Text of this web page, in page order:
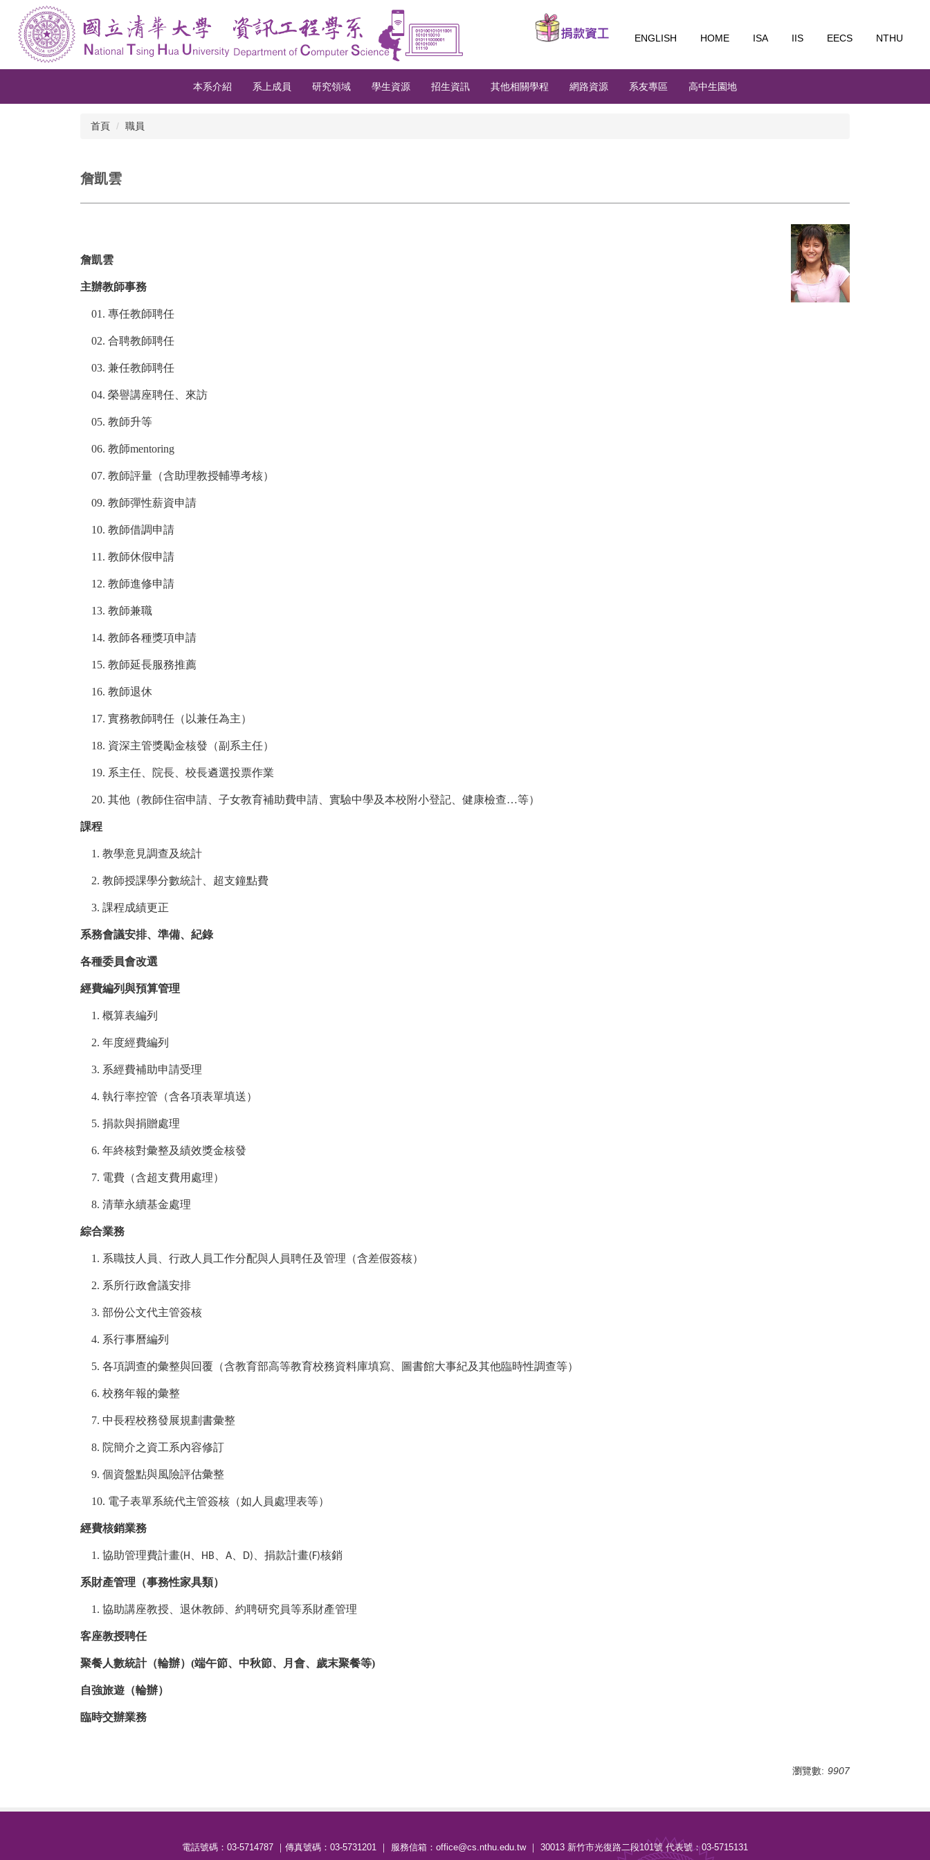
內
ENGLISH HOME ISA IIS EECS NTHU
本系介紹 系上成員 研究領域 學生資源 招生資訊 其他相關學程 網路資源 系友專區 高中生園地
首頁 職員
詹凱雲
詹凱雲
主辦教師事務
01. 專任教師聘任
02. 合聘教師聘任
03. 兼任教師聘任
04. 榮譽講座聘任、來訪
05. 教師升等
06. 教師mentoring
07. 教師評量（含助理教授輔導考核）
09. 教師彈性薪資申請
10. 教師借調申請
11. 教師休假申請
12. 教師進修申請
13. 教師兼職
14. 教師各種獎項申請
15. 教師延長服務推薦
16. 教師退休
17. 實務教師聘任（以兼任為主）
18. 資深主管獎勵金核發（副系主任）
19. 系主任、院長、校長遴選投票作業
20. 其他（教師住宿申請、子女教育補助費申請、實驗中學及本校附小登記、健康檢查…等）
課程
1. 教學意見調查及統計
2. 教師授課學分數統計、超支鐘點費
3. 課程成績更正
系務會議安排、準備、紀錄
各種委員會改選
經費編列與預算管理
1. 概算表編列
2. 年度經費編列
3. 系經費補助申請受理
4. 執行率控管（含各項表單填送）
5. 捐款與捐贈處理
6. 年終核對彙整及績效獎金核發
7. 電費（含超支費用處理）
8. 清華永續基金處理
綜合業務
1. 系職技人員、行政人員工作分配與人員聘任及管理（含差假簽核）
2. 系所行政會議安排
3. 部份公文代主管簽核
4. 系行事曆編列
5. 各項調查的彙整與回覆（含教育部高等教育校務資料庫填寫、圖書館大事紀及其他臨時性調查等）
6. 校務年報的彙整
7. 中長程校務發展規劃書彙整
8. 院簡介之資工系內容修訂
9. 個資盤點與風險評估彙整
10. 電子表單系統代主管簽核（如人員處理表等）
經費核銷業務
1. 協助管理費計畫(H HB A D) 、捐款計畫(F)核銷
系財產管理（事務性家具類）
1. 協助講座教授、退休教師、約聘研究員等系財產管理
客座教授聘任
聚餐人數統計（輪辦） (端午節、中秋節、月會、歲末聚餐等)
自強旅遊（輪辦）
臨時交辦業務
瀏覽數: 9907
電話號碼：03-5714787 ｜傳真號碼：03-5731201 ｜ 服務信箱：office@cs.nthu.edu.tw ｜ 30013 新竹市光復路二段101號 代表號：03-5715131